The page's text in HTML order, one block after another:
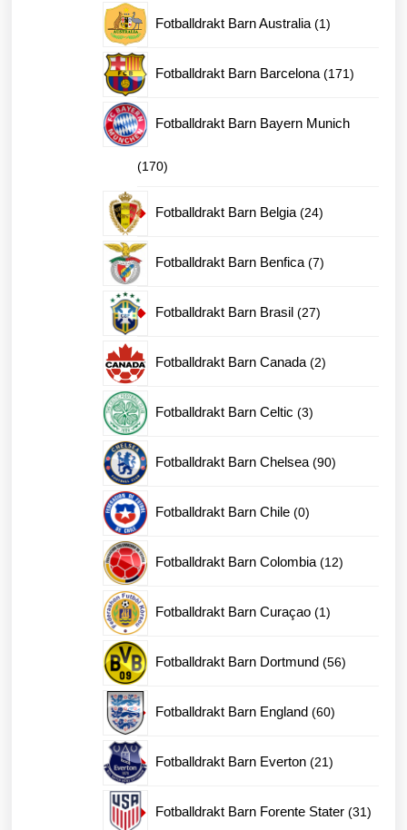
Fotballdrakt Barn Australia 11
Fotballdrakt Barn Barcelona 171171
Fotballdrakt Barn Bayern Munich
170170
produkter
Fotballdrakt Barn Belgia 2424
Fotballdrakt Barn Benfica 77
Fotballdrakt Barn Brasil 2727
Fotballdrakt Barn Canada 22
Fotballdrakt Barn Celtic 33
Fotballdrakt Barn Chelsea 9090
Fotballdrakt Barn Chile 00
Fotballdrakt Barn Colombia 1212
Fotballdrakt Barn Curaçao 11
Fotballdrakt Barn Dortmund 5656
Fotballdrakt Barn England 6060
Fotballdrakt Barn Everton 2121
Fotballdrakt Barn Forente Stater 3131